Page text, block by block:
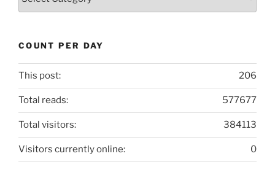
COUNT PER DAY
206
This post:
577677
Total reads:
384113
Total visitors:
0
Visitors currently online: